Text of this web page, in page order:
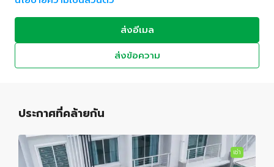
ส่งอีเมล
ส่งข้อความ
ประกาศที่คล้ายกัน
เช่า